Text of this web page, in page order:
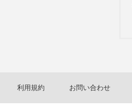
利用規約 お問い合わせ